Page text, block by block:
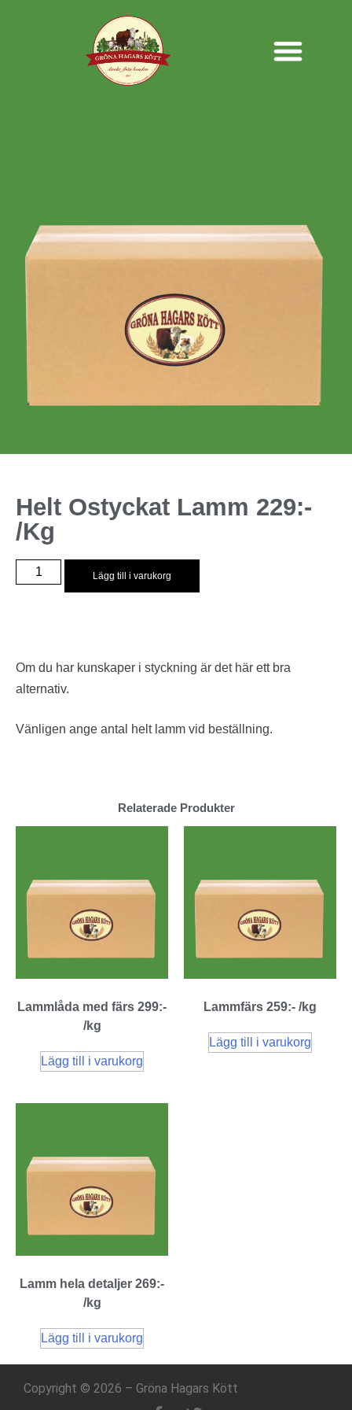
Helt Ostyckat Lamm 229:-
/kg
Lägg till i varukorg
Om du har kunskaper i styckning är det här ett bra
alternativ.
Vänligen ange antal helt lamm vid beställning.
Relaterade Produkter
Lammlåda med färs 299:-
/kg
Lägg till i varukorg
Lammfärs 259:- /kg
Lägg till i varukorg
Lamm hela detaljer 269:-
/kg
Lägg till i varukorg
Copyright © 2026 – Gröna Hagars Kött